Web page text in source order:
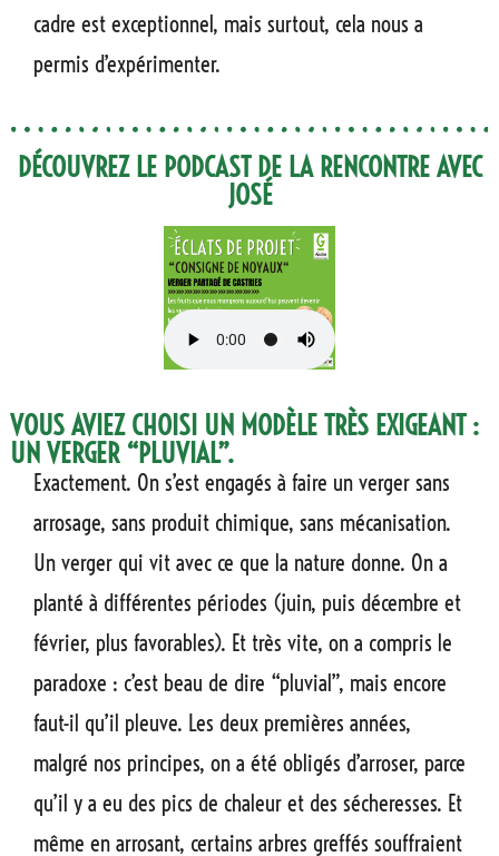
cadre est exceptionnel, mais surtout, cela nous a
permis d’expérimenter.
DÉCOUVREZ LE PODCAST DE LA RENCONTRE AVEC
JOSÉ
VOUS AVIEZ CHOISI UN MODÈLE TRÈS EXIGEANT :
UN VERGER “PLUVIAL”.
Exactement. On s’est engagés à faire un verger sans
arrosage, sans produit chimique, sans mécanisation.
Un verger qui vit avec ce que la nature donne. On a
planté à différentes périodes (juin, puis décembre et
février, plus favorables). Et très vite, on a compris le
paradoxe : c’est beau de dire “pluvial”, mais encore
faut-il qu’il pleuve. Les deux premières années,
malgré nos principes, on a été obligés d’arroser, parce
qu’il y a eu des pics de chaleur et des sécheresses. Et
même en arrosant, certains arbres greffés souffraient